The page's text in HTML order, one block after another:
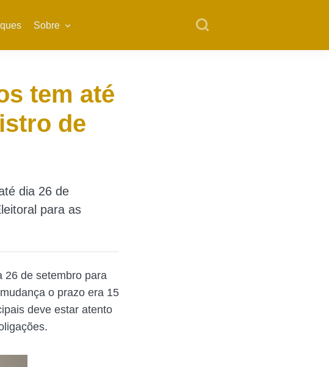
Sobre
tem até
de
dia 26 de
para as
26 de setembro para
o prazo era 15
deve estar atento